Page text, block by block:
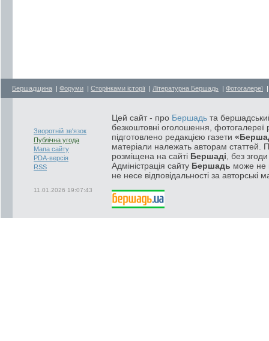
Бершадщина | Форуми | Сторінками історії | Літературна Бершадь | Фотогалереї
Зворотній зв'язок
Публічна угода
Мапа сайту
PDA-версія
RSS
11.01.2026 19:07:43
Цей сайт - про Бершадь та
безкоштовні оголошення, фотогалереї
підготовлено редакцією газети
матеріали належать авторам статтей.
розміщена на сайті Бершаді , без
Адміністрація сайту Бершадь може не
не несе відповідальності за авторські